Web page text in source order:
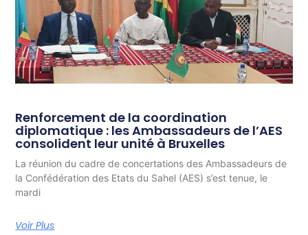
Renforcement de la coordination
diplomatique : les Ambassadeurs de l’AES
consolident leur unité à Bruxelles
La réunion du cadre de concertations des Ambassadeurs de
la Confédération des Etats du Sahel (AES) s’est tenue, le
mardi
Voir Plus